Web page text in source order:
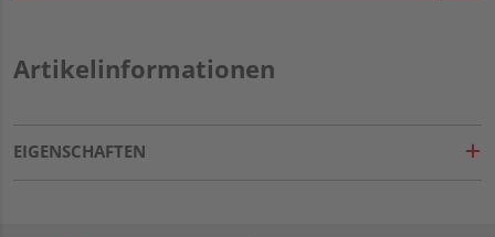
Artikelinformationen
EIGENSCHAFTEN